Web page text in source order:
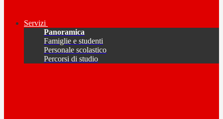
Servizi
Panoramica
Famiglie e studenti
Personale scolastico
Percorsi di studio